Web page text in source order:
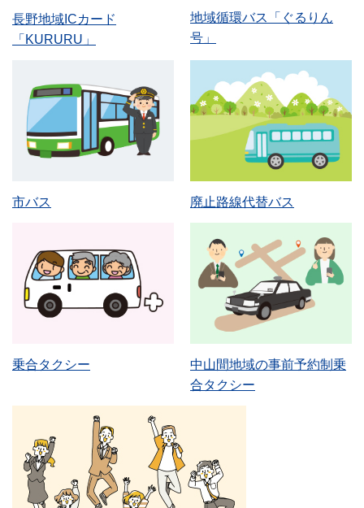
長野地域ICカード
「KURURU」
地域循環バス「ぐるりん
号」
市バス 廃止路線代替バス
乗合タクシー
中山間地域の事前予約制乗
合タクシー